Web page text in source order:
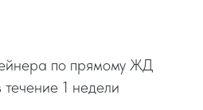
по прямому ЖД
1 недели